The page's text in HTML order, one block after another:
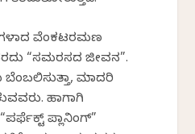
ವೆಂಕಟರಮಣ
“ಸಮರಸದ ಜೀವನ”.
ಬೆಂಬಲಿಸುತ್ತಾ, ಮಾದರಿ
ಹಾಗಾಗಿ
ಪ್ಲಾನಿಂಗ್”